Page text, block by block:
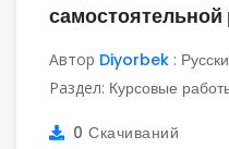
самостоятельной
Автор Diyorbek :
Раздел: Курсовые
0 Скачиваний